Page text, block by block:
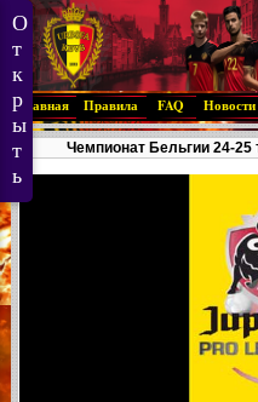
Главная Правила FAQ Новости
Чемпионат Бельгии 24-25